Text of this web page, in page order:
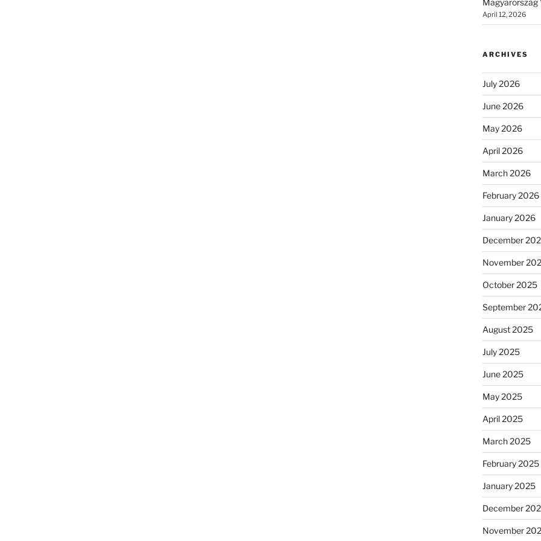
April 12, 2026
ARCHIVES
July 2026
June 2026
May 2026
April 2026
March 2026
February 2026
January 2026
December
November
October 2025
September
August 2025
July 2025
June 2025
May 2025
April 2025
March 2025
February 2025
January 2025
December
November